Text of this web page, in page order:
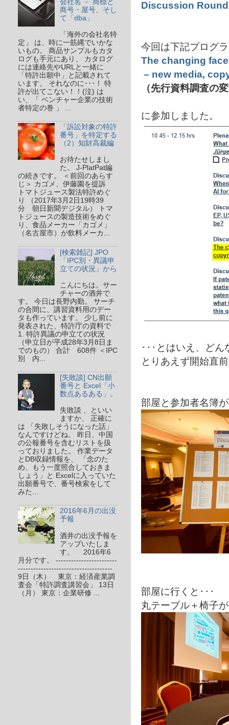
Discussion Round
今回は下記プログ
The changing
– new media,
（先行資料調査の
に参加しました。
･･･とはいえ、ど
とりあえず開始直
部屋と参加者名簿
部屋に行くと･･･
丸テーブル＋椅子
会社名 － 商標と
商号・屋号、そし
て「dba」
「海外の会社名特
定」 は、時に一筋縄でいかな
いもの。 商品サンプルもカタ
ログも手元にあり、 カタログ
には連絡先やURLと一緒に
「特許出願中」と記載されて
います。 それなのに･･･！ 特
許が出てこない！！(泣) は
い、「 ベンチャー企業の技術
者特定の巻 」 ...
「訴訟対象の特許
番号」を特定する
（2）知財高裁編
お待たせしまし
た。 J-PlatPat編
の続きです。 ＜前回のあらす
じ＞ カゴメ、伊藤園を提訴
トマトジュース製法特許めぐ
り （2017年3月2日19時39
分 朝日新聞デジタル） トマ
トジュースの製造技術をめぐ
り、食品メーカー「カゴメ」
（名古屋市）が飲料メーカ...
[検索雑記] JPO
「IPC別・異議申
立ての状況」から
こんにちは。サー
チャーの酒井で
す。 今日は長野内勤。 サーチ
の合間に、講習資料用のデー
タも作っています。 少し前に
発表された、特許庁の資料で
1. 特許異議の申立ての状況
（申立日が平成28年3月8日ま
でのもの） 合計 608件 ＜IPC
別 内...
[失敗談] CN出願
番号と Excel「小
数点あるある」。
失敗談 、といい
ますか、 正確に
は 「失敗しそうになった話」
なんですけどね。 昨日、中国
の公報番号を含むリストを扱
っておりました。 作業データ
とDB収録情報を、 「念のた
め、もう一度照合しておきま
しょう」と Excelに入っていた
出願番号で、番号検索をして
みた...
2016年6月の出没
予報
酒井の出没予報を
アップいたしま
す。 2016年6
月分です。 ------------------------
-------------------------------------
9日（木） 東京：経済産業調
査会「特許調査講習会」 13日
（月） 東京：企業研修 ...